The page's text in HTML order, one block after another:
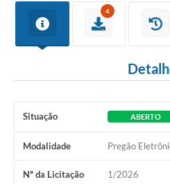
Sala Mineira do Empreendedor de
Organizações da Sociedade Civil
Horário - Linhas Municipais de
Lei Aldir Blanc
4
Situação ABERTO
Modalidade Pregão
Nº da Licitação 1/2026